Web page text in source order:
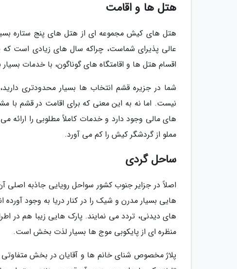
هتل ها و اقامت
هتل های کیش مجموعه ای از هتل های پنج ستاره
عالی پذیرای شماست، چراکه سال های زیادی است
اقسام هتل ها و اقامتگاه های گوناگون، با خدمات
شما در جزیره قشم انتخاب ها بسیار محدودتری
نیست. اما نه به این معنی که برای اقامت در قشم با
های مالی وجود دارد و خدمات کاملاً مطلوبی را ارائه
مملو از گردشگر کیش را کم می آورد.
ساحل گردی
اصلاً در جزایر جنوب کشور سواحل رویایی جاذبه
هایی بسیار مدرن و شیک را در کنار دریا به وجود
های دیدنی، تردد می نمایند. پارک هایی زیبا هم در
منظره ای از پایکوبی موج ها بسیار لذت بخش است.
پلاژ مخصوص شنای خانم ها و آقایان در بخش